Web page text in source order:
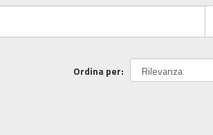
Ordina per